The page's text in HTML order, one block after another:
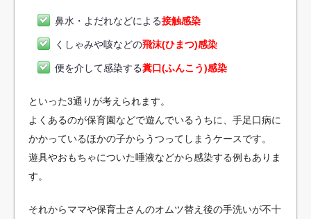
鼻水・よだれなどによる接触感染
くしゃみや咳などの飛沫(ひまつ)感染
便を介して感染する糞口(ふんこう)感染
といった3通りが考えられます。
よくあるのが保育園などで遊んでいるうちに、手足口病に
かかっているほかの子からうつってしまうケースです。
遊具やおもちゃについた唾液などから感染する例もありま
す。
それからママや保育士さんのオムツ替え後の手洗いが不十